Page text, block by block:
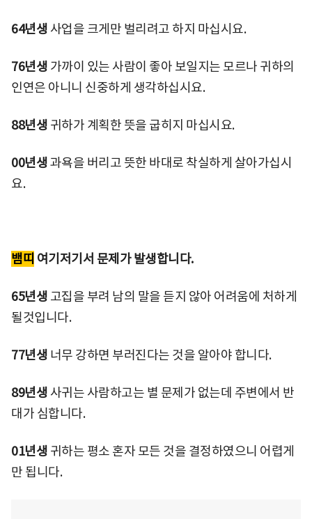
64년생 사업을 크게만 벌리려고 하지 마십시요.
76년생 가까이 있는 사람이 좋아 보일지는 모르나 귀하의
인연은 아니니 신중하게 생각하십시요.
88년생 귀하가 계획한 뜻을 굽히지 마십시요.
00년생과욕을 버리고 뜻한 바대로 착실하게 살아가십시
요.
뱀띠 여기저기서 문제가 발생합니다.
65년생 고집을 부려 남의 말을 듣지 않아 어려움에 처하게
될것입니다.
77년생 너무 강하면 부러진다는 것을 알아야 합니다.
89년생 사귀는 사람하고는 별 문제가 없는데 주변에서 반
대가 심합니다.
01년생 귀하는 평소 혼자 모든 것을 결정하였으니 어렵게
만 됩니다.